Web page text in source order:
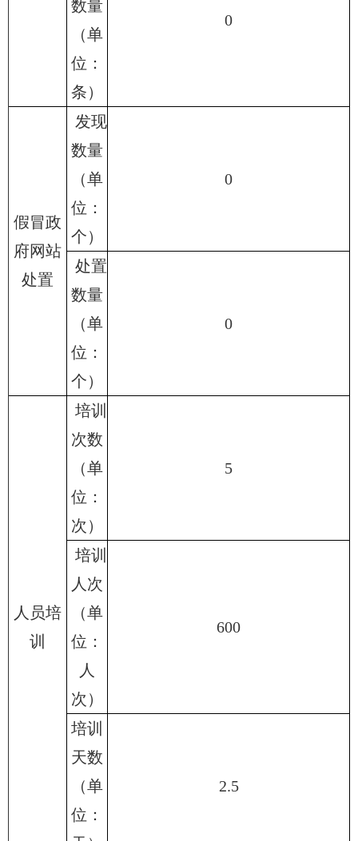
数量
（单
位：
条）
0
假冒政
府网站
处置
发现
数量
（单
位：
个）
0
处置
数量
（单
位：
个）
0
人员培
训
培训
次数
（单
位：
次）
5
培训
人次
（单
位：
人
次）
600
培训
天数
（单
位：
2.5